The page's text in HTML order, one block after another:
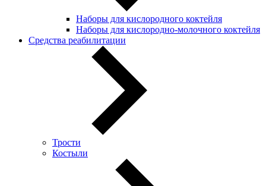
Наборы для кислородного коктейля
Наборы для кислородно-молочного коктейля
Средства реабилитации
Трости
Костыли